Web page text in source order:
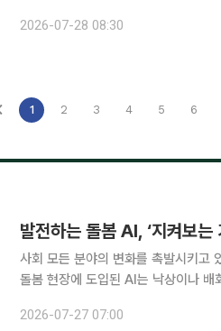
15억500만원에 실거래되며 7억
2026-07-28 08:30
1 2 3 4 5 6
발전하는 돌봄 AI, ‘지켜보는
사회 모든 분야의 변화를 촉발시키고
돌봄 현장에 도입된 AI는 낙상이나 배
서를 자극하고, 부족한 돌봄 인력을
2026-07-27 07:00